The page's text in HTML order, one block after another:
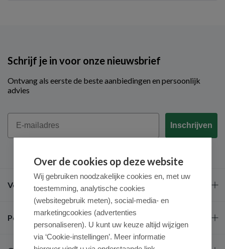
Schrijf je in voor onze nieuwsbrief
Ontvang als eerste de beste aanbiedingen en persoonlijk
advies
Email
Inschrijven
Veel gestelde vragen
Populaire merken
Over de cookies op deze website
Wij gebruiken noodzakelijke cookies en, met uw
toestemming, analytische cookies
(websitegebruik meten), social-media- en
marketingcookies (advertenties
personaliseren). U kunt uw keuze altijd wijzigen
via ‘Cookie-instellingen’. Meer informatie